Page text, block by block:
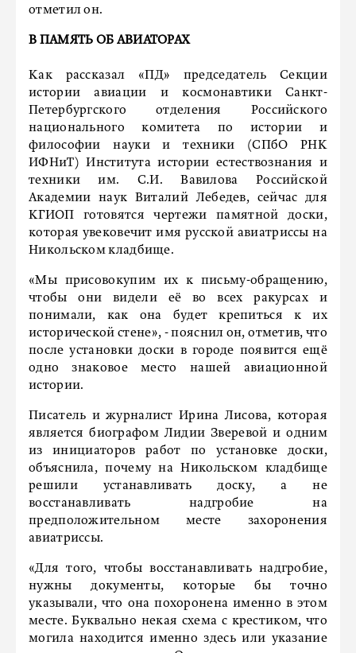
отметил он.
В ПАМЯТЬ ОБ АВИАТОРАХ
Как рассказал «ПД» председатель Секции
истории авиации и космонавтики Санкт-
Петербургского отделения Российского
национального комитета по истории и
философии науки и техники (СПбО РНК
ИФНиТ) Института истории естествознания и
техники им. С.И. Вавилова Российской
Академии наук Виталий Лебедев, сейчас для
КГИОП готовятся чертежи памятной доски,
которая увековечит имя русской авиатриссы на
Никольском кладбище.
«Мы присовокупим их к письму-обращению,
чтобы они видели её во всех ракурсах и
понимали, как она будет крепиться к их
исторической стене», - пояснил он, отметив, что
после установки доски в городе появится ещё
одно знаковое место нашей авиационной
истории.
Писатель и журналист Ирина Лисова, которая
является биографом Лидии Зверевой и одним
из инициаторов работ по установке доски,
объяснила, почему на Никольском кладбище
решили устанавливать доску, а не
восстанавливать надгробие на
предположительном месте захоронения
авиатриссы.
«Для того, чтобы восстанавливать надгробие,
нужны документы, которые бы точно
указывали, что она похоронена именно в этом
месте. Буквально некая схема с крестиком, что
могила находится именно здесь или указание